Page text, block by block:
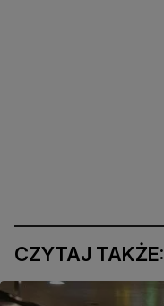
CZYTAJ TAKŻE: